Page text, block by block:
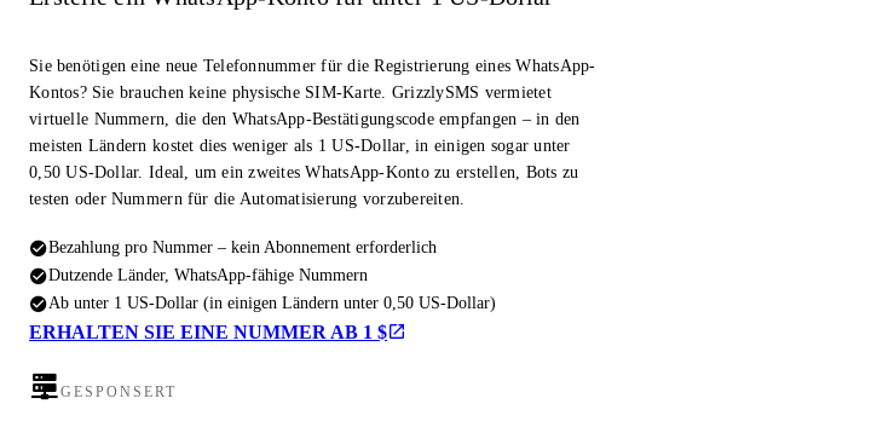
Sie benötigen eine neue Telefonnummer für die Registrierung eines WhatsApp-
Kontos? Sie brauchen keine physische SIM-Karte. GrizzlySMS vermietet
virtuelle Nummern, die den WhatsApp-Bestätigungscode empfangen – in den
meisten Ländern kostet dies weniger als 1 US-Dollar, in einigen sogar unter
0,50 US-Dollar. Ideal, um ein zweites WhatsApp-Konto zu erstellen, Bots zu
testen oder Nummern für die Automatisierung vorzubereiten.
Bezahlung pro Nummer – kein Abonnement erforderlich
Dutzende Länder, WhatsApp-fähige Nummern
Ab unter 1 US-Dollar (in einigen Ländern unter 0,50 US-Dollar)
ERHALTEN SIE EINE NUMMER AB 1 $
GESPONSERT